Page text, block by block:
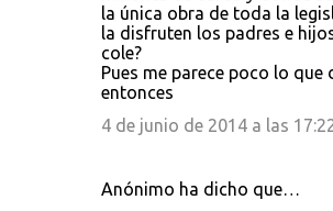
la única obra de toda la
la disfruten los padres e
cole?
Pues me parece poco lo que
entonces
4 de junio de 2014 a las
Anónimo ha dicho que…